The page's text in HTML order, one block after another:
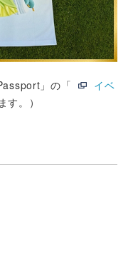
」の「
イベ
す。）